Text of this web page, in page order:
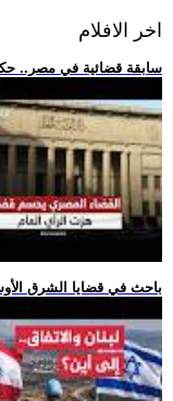
اخر الافلام
.. سابقة قضائية في مصر..
.. باحث في قضايا الشرق